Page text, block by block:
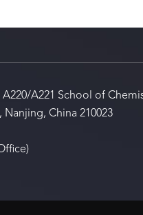
A221 School of
Nanjing, China 210023